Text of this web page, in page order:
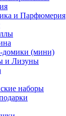
и Парфюмерия
(мини)
и Лизуны
наборы